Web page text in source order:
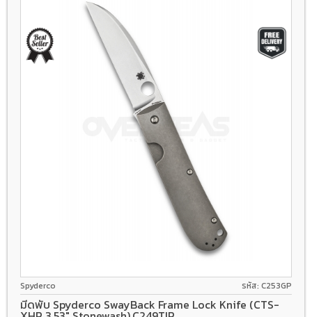
CTS-XHP
Spyderco รหัส: C253GP
มีดพับ Spyderco SwayBack Frame Lock Knife (CTS-